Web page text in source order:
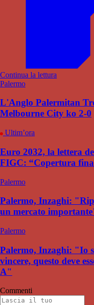
Continua la lettura
Palermo
L'Anglo Palermitan
Melbourne City ko 2-0
Ultim’ora
Euro 2032, la lettera
FIGC: “Copertura
Palermo
Palermo, Inzaghi:
un mercato
Palermo
Palermo, Inzaghi: "Io
vincere, questo deve
A"
Commenti